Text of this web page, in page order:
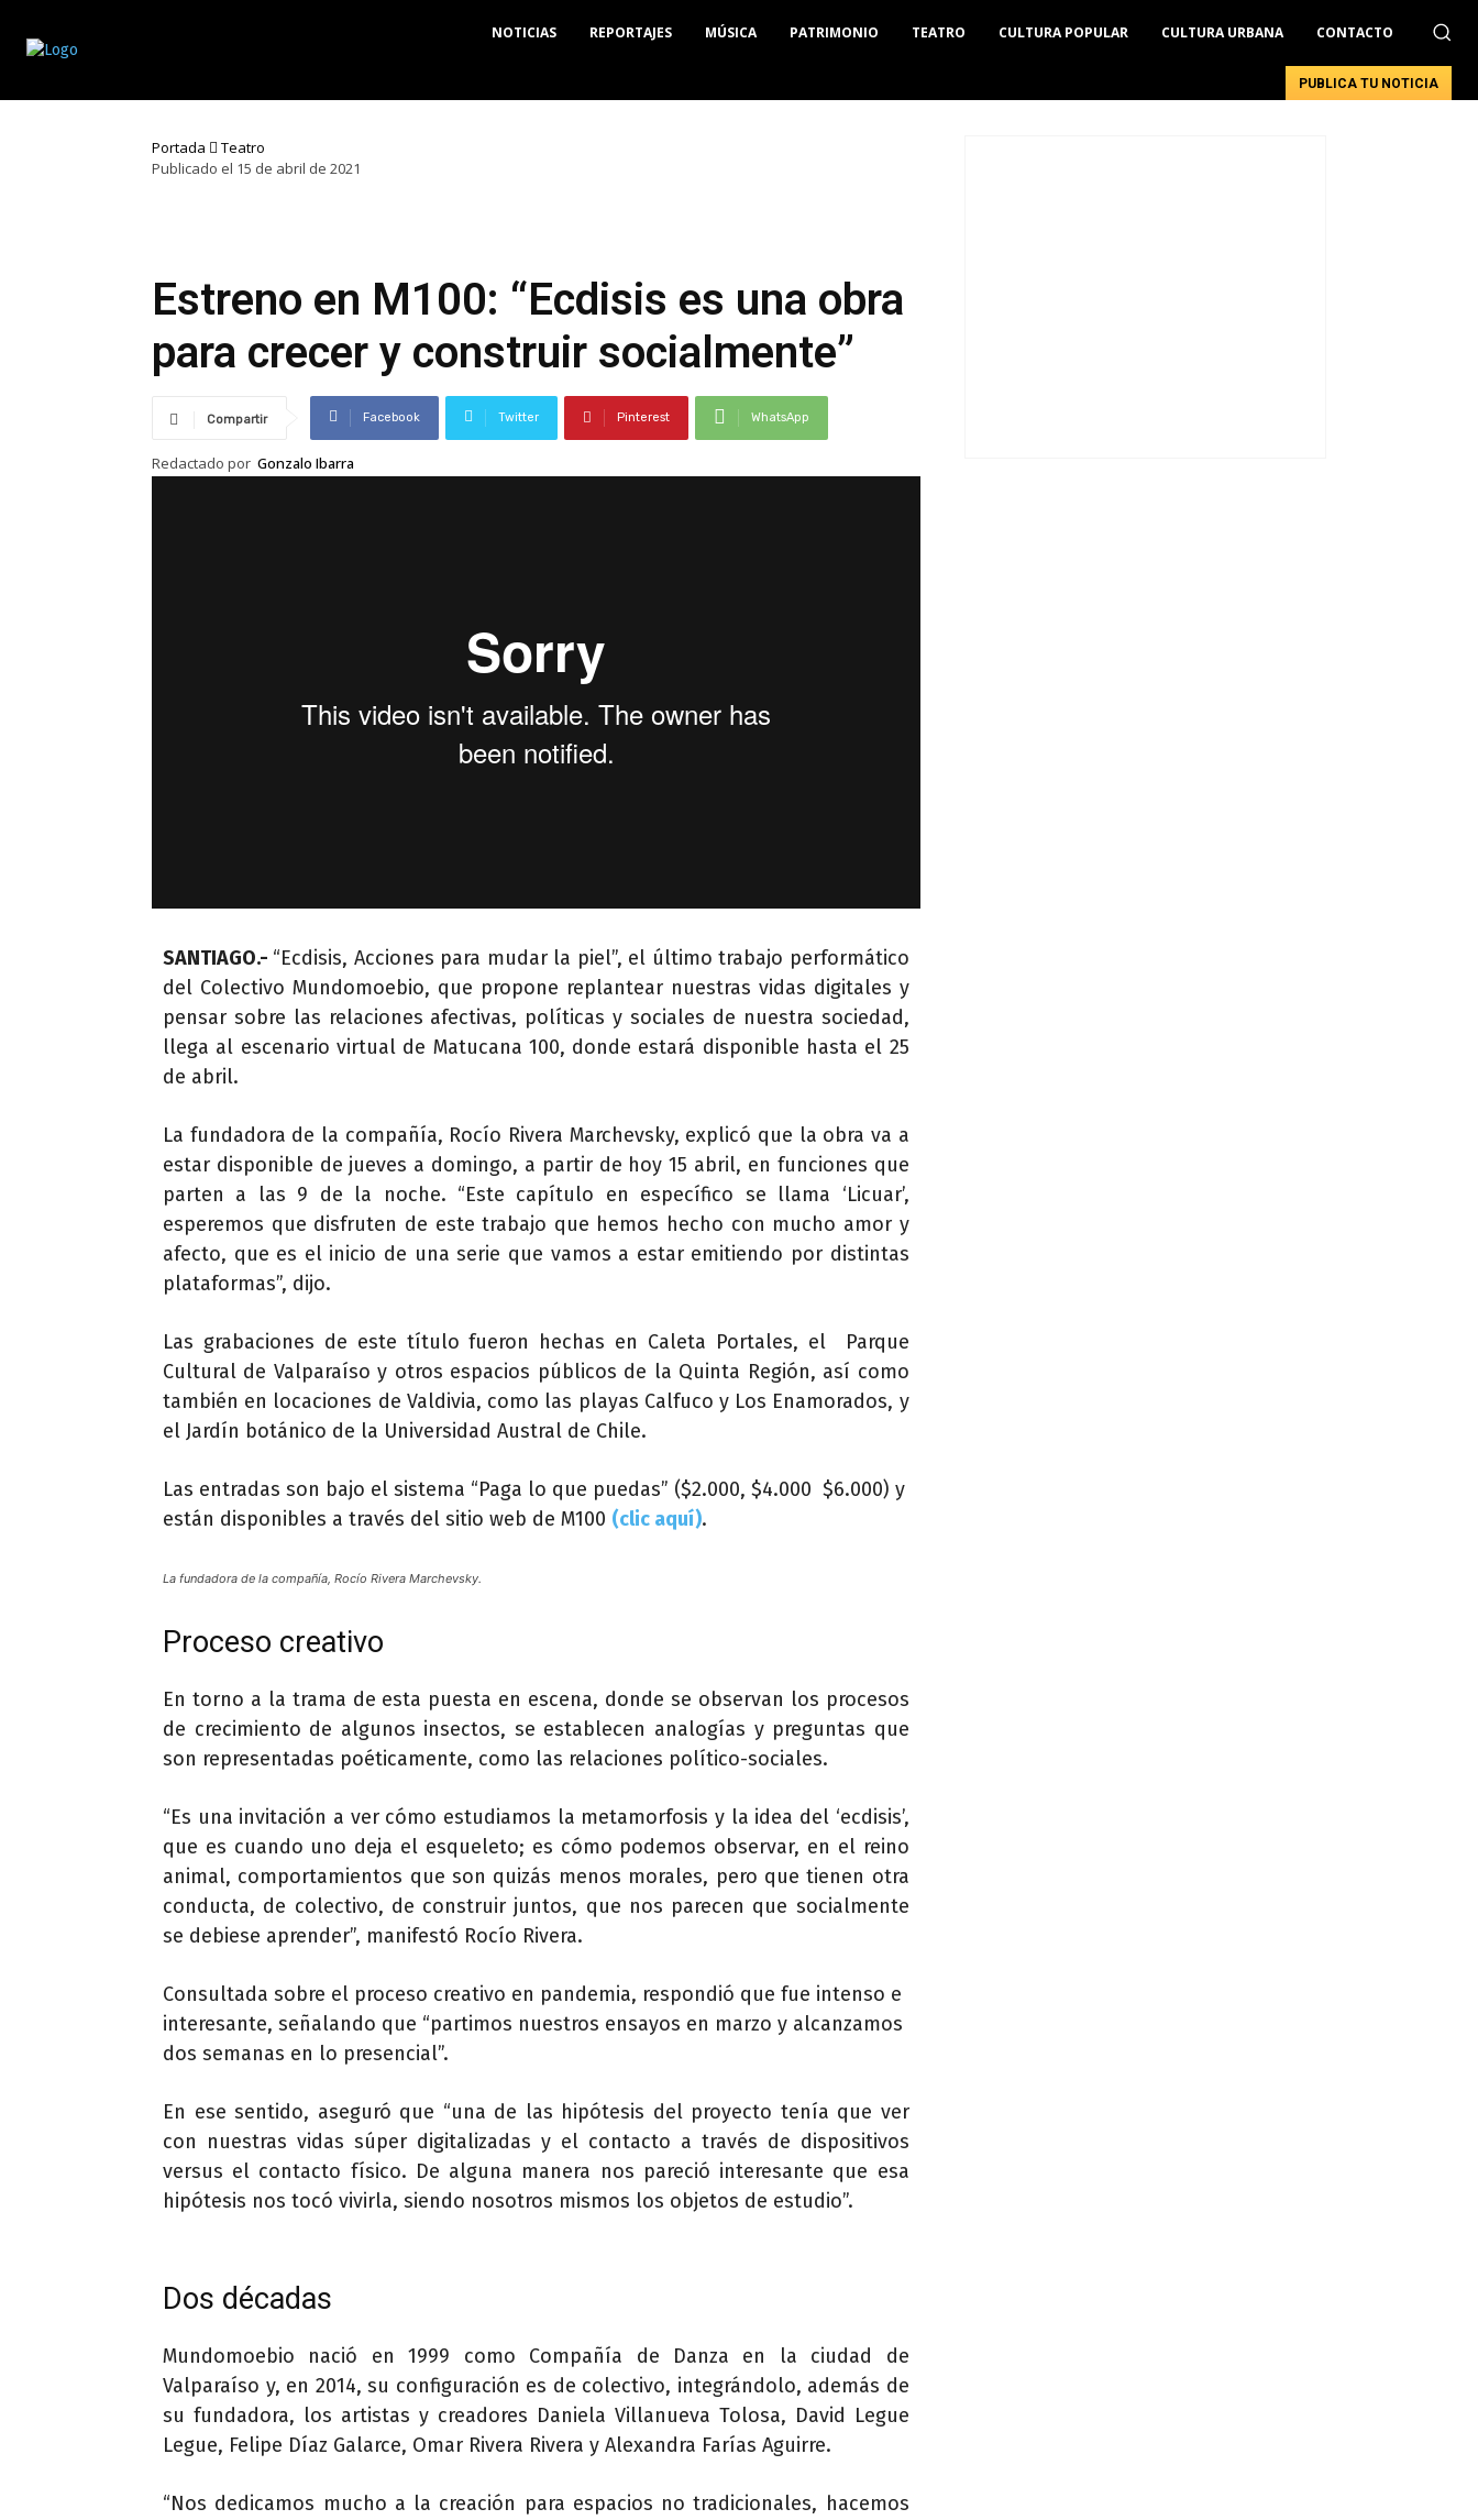
NOTICIAS REPORTAJES MÚSICA PATRIMONIO TEATRO CULTURA POPULAR CULTURA URBANA CONTACTO
PUBLICA TU NOTICIA
Portada
Teatro
Publicado el 15 de abril de 2021
Estreno en M100: “Ecdisis es una obra
para crecer y construir socialmente”
Compartir Facebook Twitter Pinterest WhatsApp
Redactado por Gonzalo Ibarra
SANTIAGO.- “Ecdisis, Acciones para mudar la piel”, el último trabajo performático
del Colectivo Mundomoebio, que propone replantear nuestras vidas digitales y
pensar sobre las relaciones afectivas, políticas y sociales de nuestra sociedad,
llega al escenario virtual de Matucana 100, donde estará disponible hasta el 25
de abril.
La fundadora de la compañía, Rocío Rivera Marchevsky, explicó que la obra va a
estar disponible de jueves a domingo, a partir de hoy 15 abril, en funciones que
parten a las 9 de la noche. “Este capítulo en específico se llama ‘Licuar’,
esperemos que disfruten de este trabajo que hemos hecho con mucho amor y
afecto, que es el inicio de una serie que vamos a estar emitiendo por distintas
plataformas”, dijo.
Las grabaciones de este título fueron hechas en Caleta Portales, el Parque
Cultural de Valparaíso y otros espacios públicos de la Quinta Región, así como
también en locaciones de Valdivia, como las playas Calfuco y Los Enamorados, y
el Jardín botánico de la Universidad Austral de Chile.
Las entradas son bajo el sistema “Paga lo que puedas” ($2.000, $4.000 $6.000) y
están disponibles a través del sitio web de M100 (clic aquí).
La fundadora de la compañía, Rocío Rivera Marchevsky.
Proceso creativo
En torno a la trama de esta puesta en escena, donde se observan los procesos
de crecimiento de algunos insectos, se establecen analogías y preguntas que
son representadas poéticamente, como las relaciones político-sociales.
“Es una invitación a ver cómo estudiamos la metamorfosis y la idea del ‘ecdisis’,
que es cuando uno deja el esqueleto; es cómo podemos observar, en el reino
animal, comportamientos que son quizás menos morales, pero que tienen otra
conducta, de colectivo, de construir juntos, que nos parecen que socialmente
se debiese aprender”, manifestó Rocío Rivera.
Consultada sobre el proceso creativo en pandemia, respondió que fue intenso e
interesante, señalando que “partimos nuestros ensayos en marzo y alcanzamos
dos semanas en lo presencial”.
En ese sentido, aseguró que “una de las hipótesis del proyecto tenía que ver
con nuestras vidas súper digitalizadas y el contacto a través de dispositivos
versus el contacto físico. De alguna manera nos pareció interesante que esa
hipótesis nos tocó vivirla, siendo nosotros mismos los objetos de estudio”.
Dos décadas
Mundomoebio nació en 1999 como Compañía de Danza en la ciudad de
Valparaíso y, en 2014, su configuración es de colectivo, integrándolo, además de
su fundadora, los artistas y creadores Daniela Villanueva Tolosa, David Legue
Legue, Felipe Díaz Galarce, Omar Rivera Rivera y Alexandra Farías Aguirre.
“Nos dedicamos mucho a la creación para espacios no tradicionales, hacemos